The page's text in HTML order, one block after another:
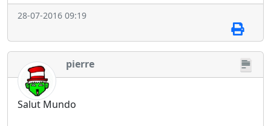
28-07-2016 09:19
pierre
Salut Mundo